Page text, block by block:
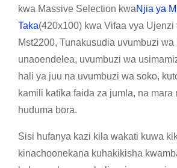
kwa Massive Selection kwaNjia ya
Taka(420x100) kwa Vifaa vya Ujenzi
Mst2200, Tunakusudia uvumbuzi wa
unaoendelea, uvumbuzi wa
hali ya juu na uvumbuzi wa soko,
kamili katika faida za jumla, na mara
huduma bora.
Sisi hufanya kazi kila wakati kuwa
kinachoonekana kuhakikisha